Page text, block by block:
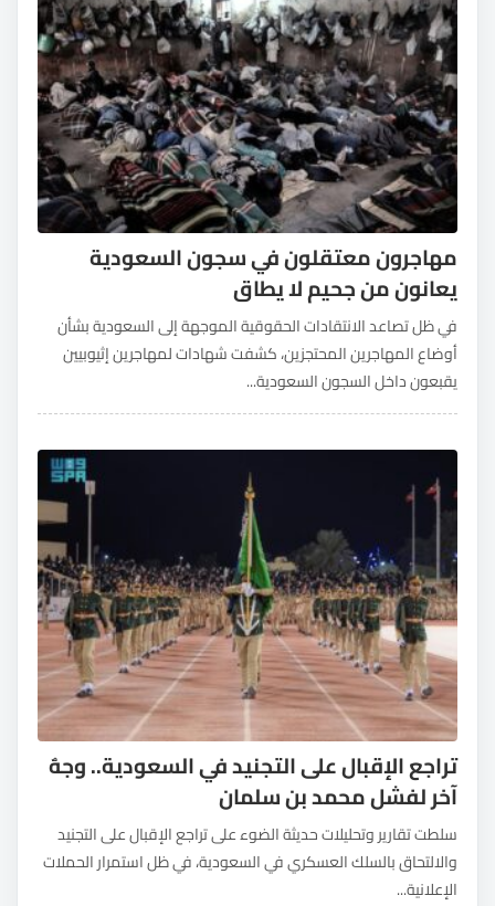
مهاجرون معتقلون في سجون السعودية
يعانون من جحيم لا يطاق
في ظل تصاعد الانتقادات الحقوقية الموجهة إلى السعودية بشأن
أوضاع المهاجرين المحتجزين، كشفت شهادات لمهاجرين إثيوبيين
يقبعون داخل السجون السعودية...
تراجع الإقبال على التجنيد في السعودية.. وجهٌ
آخر لفشل محمد بن سلمان
سلطت تقارير وتحليلات حديثة الضوء على تراجع الإقبال على التجنيد
والالتحاق بالسلك العسكري في السعودية، في ظل استمرار الحملات
الإعلانية...